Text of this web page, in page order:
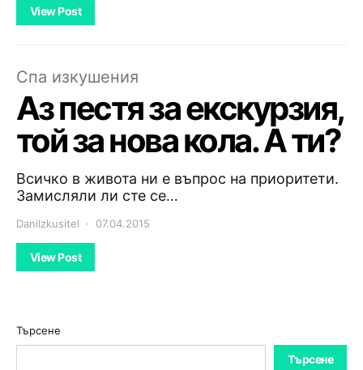
View Post
Спа изкушения
Аз пестя за екскурзия,
той за нова кола. А ти?
Всичко в живота ни е въпрос на приоритети.
Замисляли ли сте се…
DaniIzkusitel 07.04.2015
View Post
Търсене
Търсене